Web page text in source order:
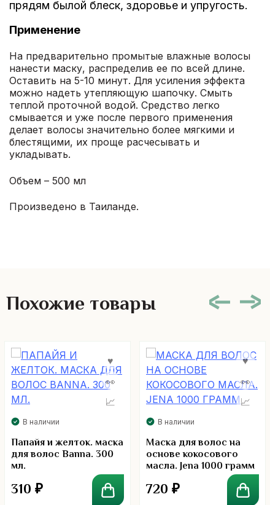
прядям былой блеск, здоровье и упругость.
Применение
На предварительно промытые влажные волосы
нанести маску, распределив ее по всей длине.
Оставить на 5-10 минут. Для усиления эффекта
можно надеть утепляющую шапочку. Смыть
теплой проточной водой. Средство легко
смывается и уже после первого применения
делает волосы значительно более мягкими и
блестящими, их проще расчесывать и
укладывать.
Объем – 500 мл
Произведено в Таиланде.
Похожие товары
В наличии
Папайя и желток. маска
для волос Banna. 300
мл.
310 ₽
В наличии
Маска для волос на
основе кокосового
масла. Jena 1000 грамм
720 ₽